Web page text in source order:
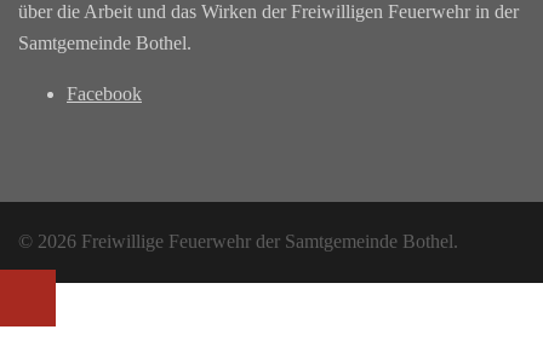
über die Arbeit und das Wirken der Freiwilligen Feuerwehr in der
Samtgemeinde Bothel.
Facebook
© 2026 Freiwillige Feuerwehr der Samtgemeinde Bothel.